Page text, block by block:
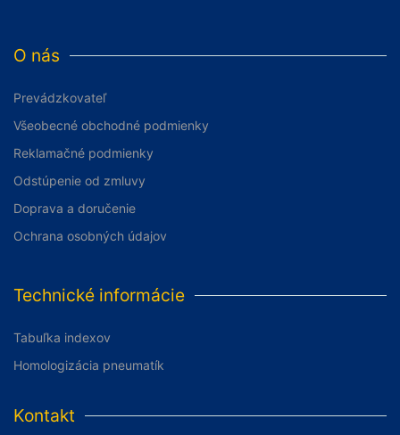
O nás
Prevádzkovateľ
Všeobecné obchodné podmienky
Reklamačné podmienky
Odstúpenie od zmluvy
Doprava a doručenie
Ochrana osobných údajov
Technické informácie
Tabuľka indexov
Homologizácia pneumatík
Kontakt